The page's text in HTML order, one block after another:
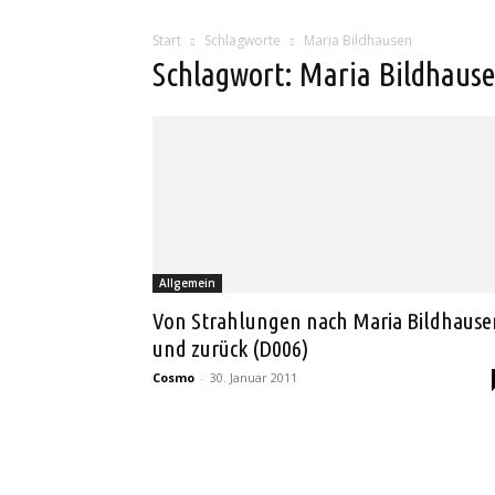
Start Schlagworte Maria Bildhausen
Schlagwort: Maria
Allgemein
Von Strahlungen nach Maria
und zurück (D006)
Cosmo - 30. Januar 2011